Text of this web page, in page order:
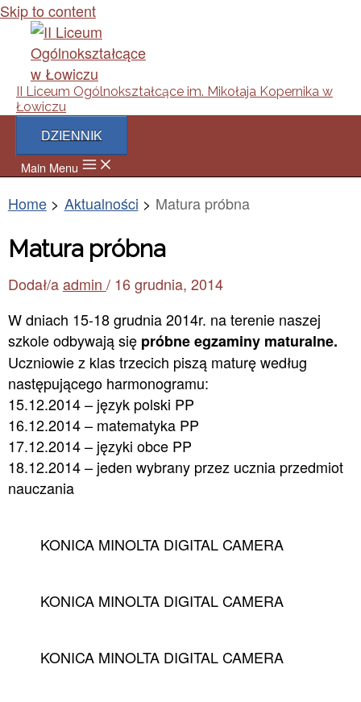
Skip to content
II Liceum Ogólnokształcące im. Mikołaja Kopernika w
Łowiczu
DZIENNIK
Main Menu
Home Aktualności Matura próbna
Matura próbna
Dodał/a admin / 16 grudnia, 2014
W dniach 15-18 grudnia 2014r. na terenie naszej
szkole odbywają się próbne egzaminy maturalne.
Uczniowie z klas trzecich piszą maturę według
następującego harmonogramu:
15.12.2014 – język polski PP
16.12.2014 – matematyka PP
17.12.2014 – języki obce PP
18.12.2014 – jeden wybrany przez ucznia przedmiot
nauczania
KONICA MINOLTA DIGITAL CAMERA
KONICA MINOLTA DIGITAL CAMERA
KONICA MINOLTA DIGITAL CAMERA